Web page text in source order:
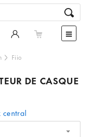
Fiio
DE CASQUE
central